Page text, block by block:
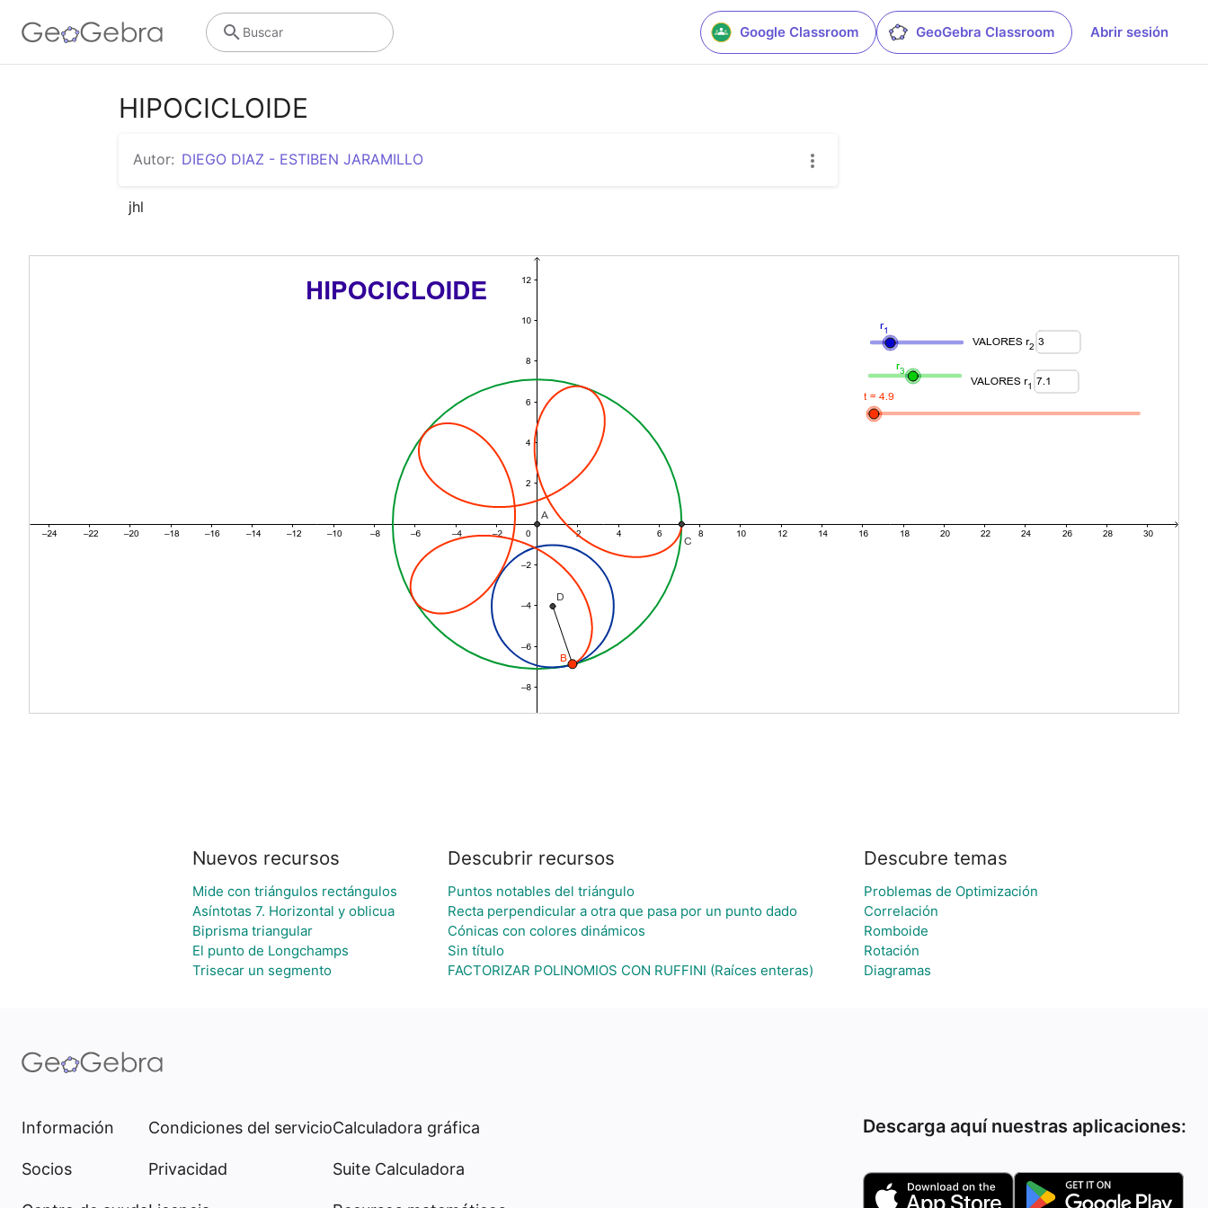
Google Classroom GeoGebra Classroom Abrir sesión
Buscar
HIPOCICLOIDE
Autor: DIEGO DIAZ - ESTIBEN JARAMILLO
jhl
Nuevos recursos
Mide con triángulos rectángulos
Asíntotas 7. Horizontal y oblicua
Biprisma triangular
El punto de Longchamps
Trisecar un segmento
Descubrir recursos
Puntos notables del triángulo
Recta perpendicular a otra que pasa por un punto dado
Cónicas con colores dinámicos
Sin título
FACTORIZAR POLINOMIOS CON RUFFINI (Raíces enteras)
Descubre temas
Problemas de Optimización
Correlación
Romboide
Rotación
Diagramas
Información
Socios
Condiciones del servicio
Privacidad
Calculadora gráfica
Suite Calculadora
Descarga aquí nuestras aplicaciones: